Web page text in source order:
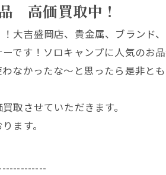
高価買取中！
大吉盛岡店、貴金属、ブランド
です！ソロキャンプに人気のお
なかったな～と思ったら是非と
取させていただきます。
ます。